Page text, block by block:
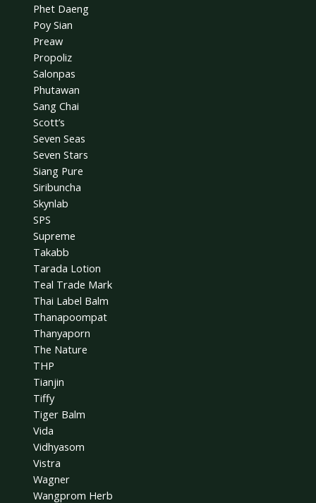
Phet Daeng
Poy Sian
Preaw
Propoliz
Salonpas
Phutawan
Sang Chai
Scott’s
Seven Seas
Seven Stars
Siang Pure
Siribuncha
Skynlab
SPS
Supreme
Takabb
Tarada Lotion
Teal Trade Mark
Thai Label Balm
Thanapoompat
Thanyaporn
The Nature
THP
Tianjin
Tiffy
Tiger Balm
Vida
Vidhyasom
Vistra
Wagner
Wangprom Herb